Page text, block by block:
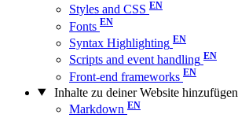
Styles and CSS
Fonts
Syntax Highlighting
Scripts and event handling
Front-end frameworks
Inhalte zu deiner Website hinzufügen
Markdown